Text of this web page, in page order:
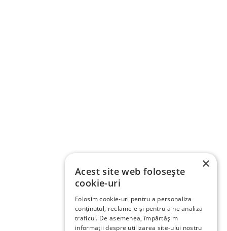
×
Acest site web folosește
cookie-uri
Folosim cookie-uri pentru a personaliza
conținutul, reclamele și pentru a ne analiza
traficul. De asemenea, împărtășim
informații despre utilizarea site-ului nostru